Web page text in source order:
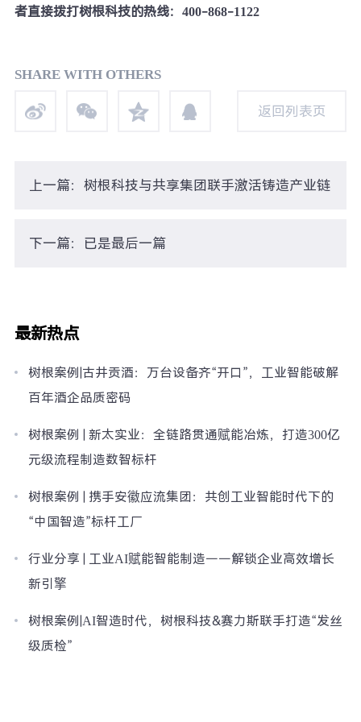
者直接拨打树根科技的热线：400-868-1122
SHARE WITH OTHERS
返回列表页
上一篇：树根科技与共享集团联手激活铸造产业链
下一篇：已是最后一篇
最新热点
树根案例|古井贡酒：万台设备齐“开口”，工业智能破解
百年酒企品质密码
树根案例 | 新太实业：全链路贯通赋能冶炼，打造300亿
元级流程制造数智标杆
树根案例 | 携手安徽应流集团：共创工业智能时代下的
“中国智造”标杆工厂
行业分享 | 工业AI赋能智能制造——解锁企业高效增长
新引擎
树根案例|AI智造时代，树根科技&赛力斯联手打造“发丝
级质检”